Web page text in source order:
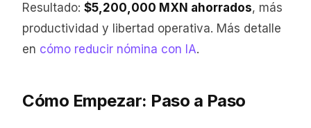
Resultado: $5,200,000 MXN ahorrados, más
productividad y libertad operativa. Más detalle
en cómo reducir nómina con IA.
Cómo Empezar: Paso a Paso